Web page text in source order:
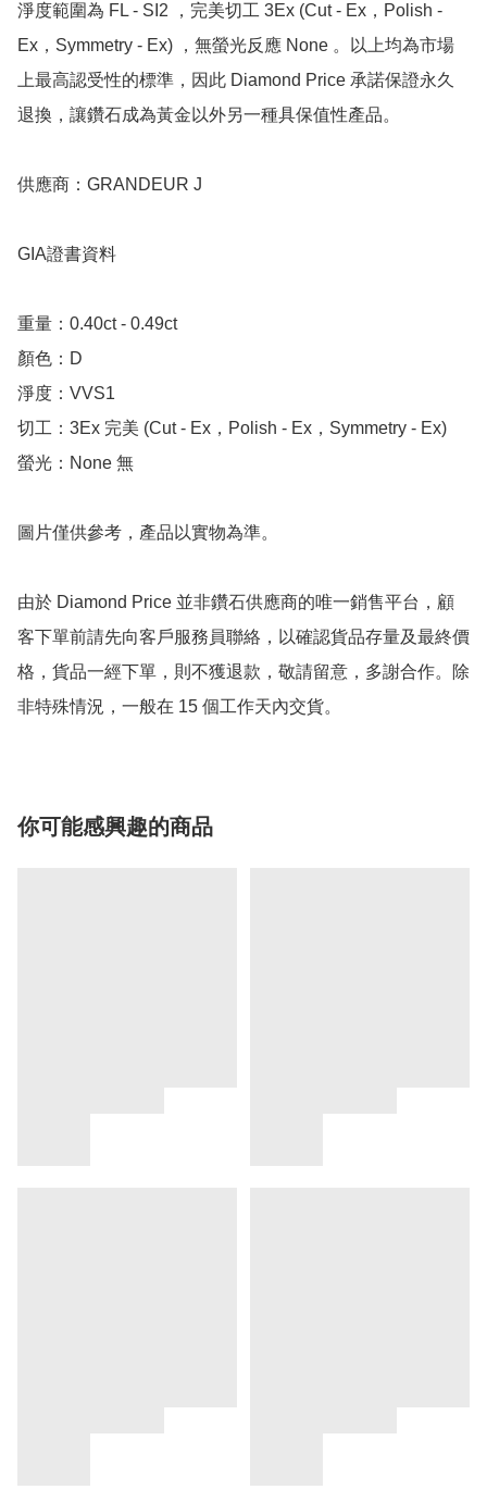
淨度範圍為 FL - SI2 ，完美切工 3Ex (Cut - Ex，Polish -
Ex，Symmetry - Ex) ，無螢光反應 None 。以上均為市場
上最高認受性的標準，因此 Diamond Price 承諾保證永久
退換，讓鑽石成為黃金以外另一種具保值性產品。
供應商：GRANDEUR J
GIA證書資料
重量：0.40ct - 0.49ct
顏色：D
淨度：VVS1
切工：3Ex 完美 (Cut - Ex，Polish - Ex，Symmetry - Ex)
螢光：None 無
圖片僅供參考，產品以實物為準。
由於 Diamond Price 並非鑽石供應商的唯一銷售平台，顧
客下單前請先向客戶服務員聯絡，以確認貨品存量及最終價
格，貨品一經下單，則不獲退款，敬請留意，多謝合作。除
非特殊情況，一般在 15 個工作天內交貨。
你可能感興趣的商品